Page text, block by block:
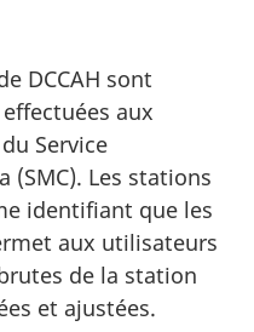
DCCAH sont
aux
Service
(SMC). Les stations
identifiant que les
aux utilisateurs
de la station
et ajustées.